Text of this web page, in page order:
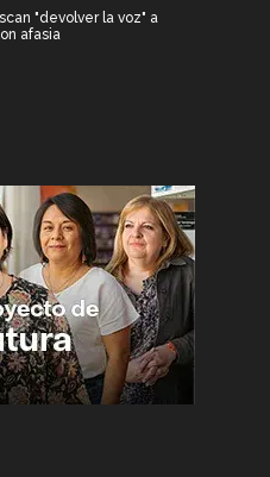
"devolver la voz" a
afasia